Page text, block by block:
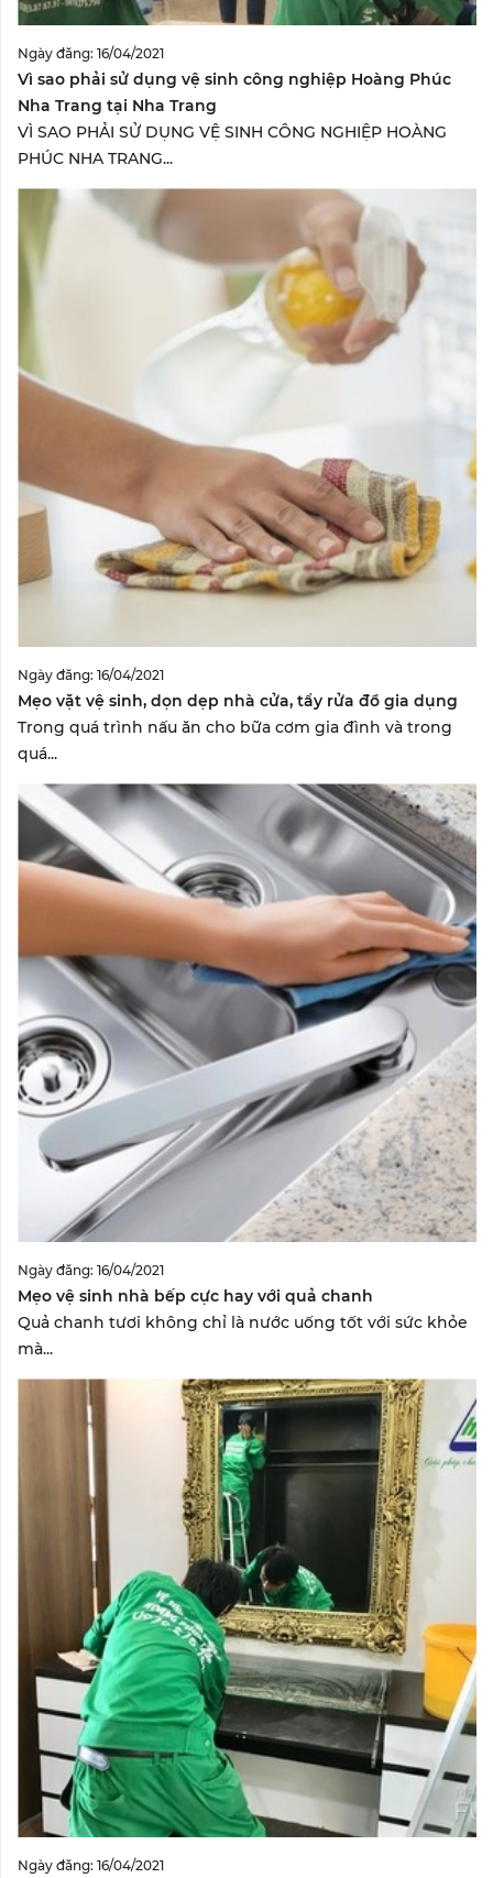
Ngày đăng: 16/04/2021
Vì sao phải sử dụng vệ sinh công nghiệp Hoàng Phúc
Nha Trang tại Nha Trang
VÌ SAO PHẢI SỬ DỤNG VỆ SINH CÔNG NGHIỆP HOÀNG
PHÚC NHA TRANG...
Ngày đăng: 16/04/2021
Mẹo vặt vệ sinh, dọn dẹp nhà cửa, tẩy rửa đồ gia dụng
Trong quá trình nấu ăn cho bữa cơm gia đình và trong
quá...
Ngày đăng: 16/04/2021
Mẹo vệ sinh nhà bếp cực hay với quả chanh
Quả chanh tươi không chỉ là nước uống tốt với sức khỏe
mà...
Ngày đăng: 16/04/2021